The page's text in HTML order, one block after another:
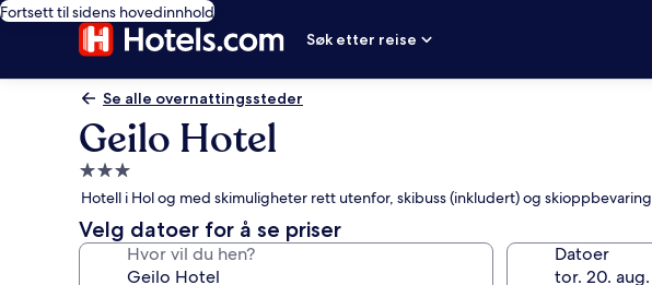
Fortsett til sidens hovedinnhold
Søk etter reise
Se alle overnattingssteder
Geilo Hotel
Overnattingssted
med
3.0
stjerner
Hotell i Hol og med skimuligheter rett utenfor, skibuss (inkludert) og skioppbevaring
Velg datoer for å se priser
Hvor vil du hen? Datoer